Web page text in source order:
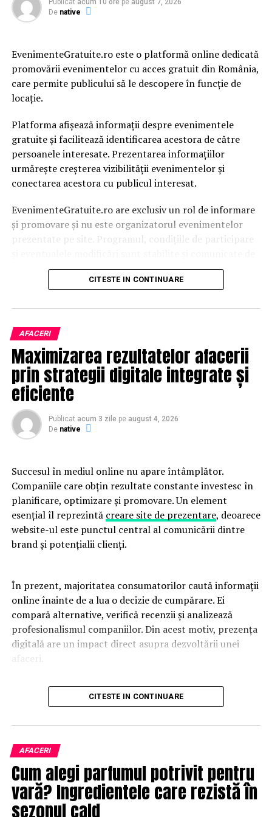
destinate subcontractorilor)”, a precizat oficialul firmei
Vard.
ARTICOLE PE ACEIASI TEMA: PRIMA
URMATORUL
S-a aflat TOT ce scrie în OUG pe justiție | JiulAZI
NU RATATI
Ce spune președintele Comisiei Europene | JiulAZI
Publicat acum 10 ore pe august 7, 2026
De native
EvenimenteGratuite.ro este o platformă online dedicată
promovării evenimentelor cu acces gratuit din România,
care permite publicului să le descopere în funcție de
locație.
Platforma afișează informații despre evenimentele
gratuite și facilitează identificarea acestora de către
persoanele interesate. Prezentarea informațiilor
urmărește creșterea vizibilității evenimentelor și
conectarea acestora cu publicul interesat.
EvenimenteGratuite.ro are exclusiv un rol de informare
și promovare și nu este organizatorul evenimentelor
prezentate pe site. Programul, condițiile de participare
organizatorii fiecărui eveniment.
înainte de participare.
Organizatorii care doresc să crească vizibilitatea unui
eveniment cu acces gratuit pot solicita o ofertă de
promovare din partea echipei EvenimenteGratuite.ro.
Adresa de contact estesalut@evenimentegratuite.ro.
CITESTE IN CONTINUARE
AFACERI
Maximizarea rezultatelor afacerii
prin strategii digitale integrate și
eficiente
Publicat acum 3 zile pe august 4, 2026
De native
Succesul în mediul online nu apare întâmplător.
Companiile care obțin rezultate constante investesc în
planificare, optimizare și promovare. Un element
esențial îl reprezintă creare site de prezentare, deoarece
website-ul este punctul central al comunicării dintre
brand și potențialii clienți.
În prezent, majoritatea consumatorilor caută informații
online înainte de a lua o decizie de cumpărare. Ei
compară alternative, verifică recenzii și analizează
profesionalismul companiilor. Din acest motiv, prezența
digitală are un impact direct asupra dezvoltării unei
Un website modern trebuie să fie rapid, intuitiv și
adaptat tuturor dispozitivelor. Utilizatorii apreciază
experiență pozitivă contribuie la creșterea încrederii și
la îmbunătățirea ratelor de conversie.
Designul profesional influențează percepția asupra
brandului. O platformă bine organizată transmite
CITESTE IN CONTINUARE
AFACERI
Cum alegi parfumul potrivit pentru
vară? Ingredientele care rezistă în
sezonul cald